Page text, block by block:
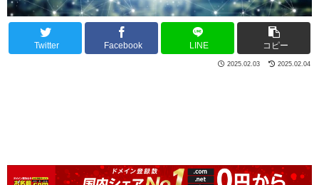
Twitter Facebook LINE コピー
2025.02.04
2025.02.03